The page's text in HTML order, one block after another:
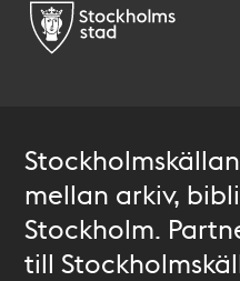
mellan arkiv,
Stockholm.
till